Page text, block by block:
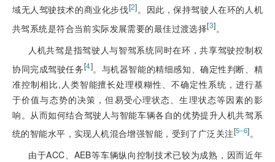
域无人驾驶技术的商业化步伐[2]。因此，保持驾驶人在环的人机
共驾系统是符合当前实际发展需要的最佳过渡选择[3]。
人机共驾是指驾驶人与智驾系统同时在环，共享驾驶控制权
协同完成驾驶任务[4]。与机器智能的精细感知、确定性判断、精
准控制相比,人类智能擅长处理模糊性、不确定性系统，进行基
于价值与态势的决策，但易受心理状态、生理状态等因素的影
响。从而如何结合驾驶人与智能车辆各自的优势提升人机共驾系
统的智能水平，实现人机混合增强智能，受到了广泛关注[5‒6]。
由于ACC、AEB等车辆纵向控制技术已较为成熟，因而近年